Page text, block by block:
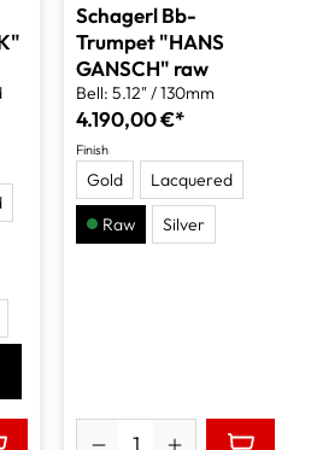
currently unavailable.)
Schagerl Bb-
Trumpet "HANS
GANSCH" raw
Bell: 5.12" / 130mm
4.190,00 €*
Finish
Gold Lacquered
Raw Silver